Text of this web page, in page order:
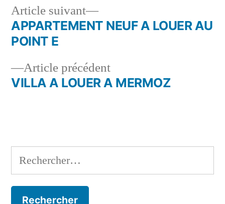
Navigation
l’article
Article précédentArticle
précédent :
VILLA A LOUER A MERMOZ
Article suivant
Article
suivant :
APPARTEMENT NEUF A LOUER AU
POINT E
Rechercher :